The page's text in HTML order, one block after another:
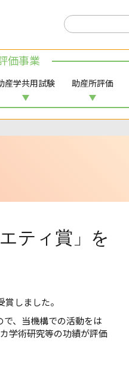
価事業
産学共用試験 助産所評価
ティ賞」を
賞しました。
で、当機構での活動をは
学術研究等の功績が評価